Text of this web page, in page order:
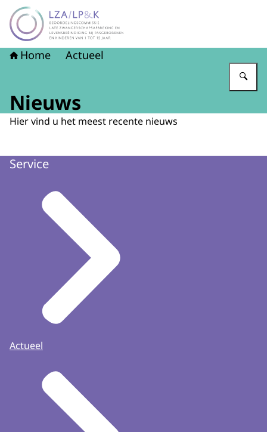
Naar de homepage van LZA-LP&K - Late
Home Actueel
Nieuws
Hier vind u het meest recente nieuws
Service
Actueel